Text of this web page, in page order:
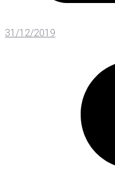
31/12/2019